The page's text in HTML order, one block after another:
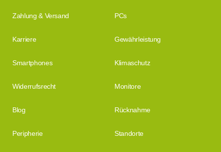
Zahlung & Versand PCs
Karriere Gewährleistung
Smartphones Klimaschutz
Widerrufsrecht Monitore
Blog Rücknahme
Peripherie Standorte